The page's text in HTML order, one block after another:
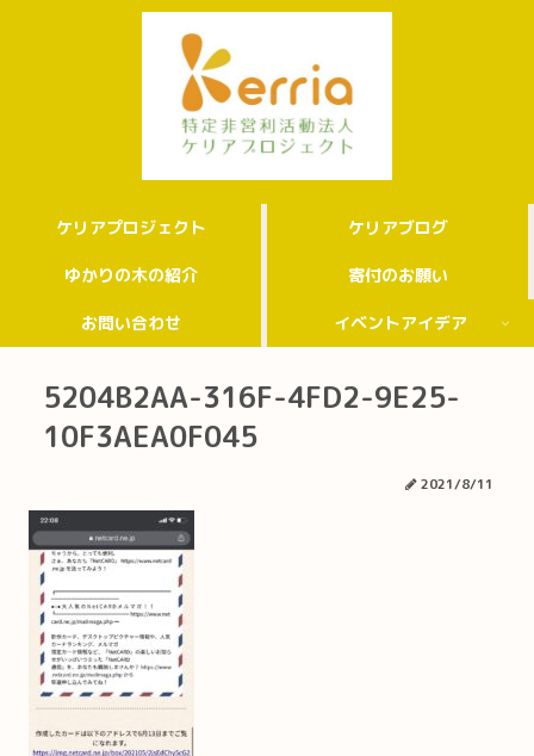
ケリアプロジェクト ケリアブログ
ゆかりの木の紹介 寄付のお願い
お問い合わせ イベントアイデア
5204B2AA-316F-4FD2-9E25-
10F3AEA0F045
2021/8/11